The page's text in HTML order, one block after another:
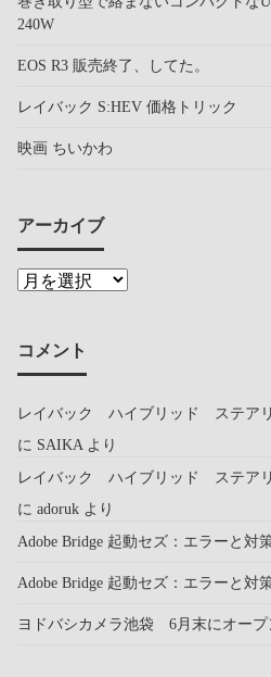
240W
EOS R3 販売終了、してた。
レイバック S:HEV 価格トリック
映画 ちいかわ
アーカイブ
コメント
レイバック ハイブリッド ステア
に SAIKA より
レイバック ハイブリッド ステア
に adoruk より
Adobe Bridge 起動セズ：エラーと対
Adobe Bridge 起動セズ：エラーと対
ヨドバシカメラ池袋 6月末にオープ